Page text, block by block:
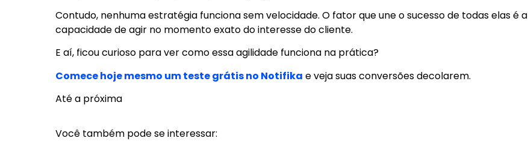
Contudo, nenhuma estratégia funciona sem velocidade. O fator que une o sucesso de todas elas é a
capacidade de agir no momento exato do interesse do cliente.
E aí, ficou curioso para ver como essa agilidade funciona na prática?
Comece hoje mesmo um teste grátis no Notifika e veja suas conversões decolarem.
Até a próxima
Você também pode se interessar: